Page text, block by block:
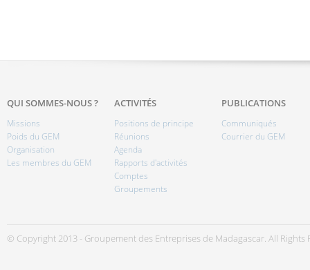
QUI SOMMES-NOUS ?
Missions
Poids du GEM
Organisation
Les membres du GEM
ACTIVITÉS
Positions de principe
Réunions
Agenda
Rapports d'activités
Comptes
Groupements
PUBLICATIONS
Communiqués
Courrier du GEM
© Copyright 2013 - Groupement des Entreprises de Madagascar. All Rights